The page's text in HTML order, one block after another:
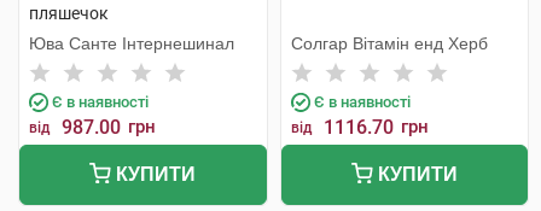
пляшечок
Юва Санте Інтернешинал
Є в наявності
від 987.00 грн
КУПИТИ
Солгар Вітамін енд Херб
Є в наявності
від 1116.70 грн
КУПИТИ